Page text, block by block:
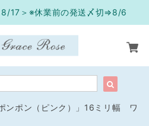
8/17＞※休業前の発送〆切⇒8/6
ンポン（ピンク）」16ミリ幅 ワ